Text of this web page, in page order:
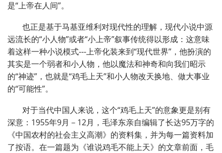
是“上帝在人间”。
也正是基于马基亚维利对现代性的理解，现代小说中源
远流长的“小人物”或者“小上帝”叙事传统得以形成：这意味
着这样一种小说模式---上帝化装来到“现代世界” ，他扮演的
其实是一个弱者和小人物，他以魔法和神奇和向我们昭示
的“神迹” ，也就是“鸡毛上天”和小人物改天换地、做大事业
的“可能性”。
对于当代中国人来说，这个“鸡毛上天”的意象更是别有
深意： 1955年9月－ 12月，毛泽东亲自编辑了长达95万字的
《中国农村的社会主义高潮》的资料集，并为每一篇资料加
了按语。在一篇题为《谁说鸡毛不能上天》的文章前面，毛